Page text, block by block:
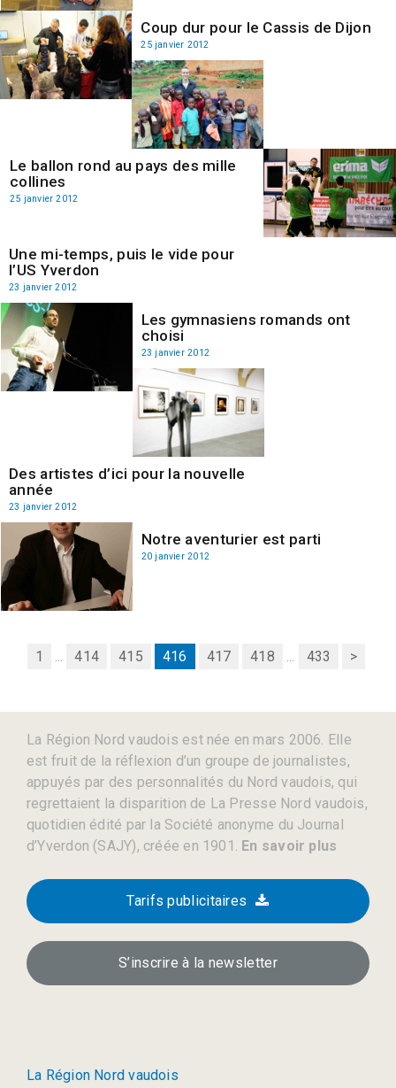
Coup dur pour le Cassis de Dijon
25 janvier 2012
Le ballon rond au pays des mille
collines
25 janvier 2012
Une mi-temps, puis le vide pour
l’US Yverdon
23 janvier 2012
Les gymnasiens romands ont
choisi
23 janvier 2012
Des artistes d’ici pour la nouvelle
année
23 janvier 2012
Notre aventurier est parti
20 janvier 2012
1 ... 414 415 416 417 418 ... 433 >
La Région Nord vaudois est née en mars 2006. Elle
est fruit de la réflexion d’un groupe de journalistes,
appuyés par des personnalités du Nord vaudois, qui
regrettaient la disparition de La Presse Nord vaudois,
quotidien édité par la Société anonyme du Journal
d’Yverdon (SAJY), créée en 1901. En savoir plus
Tarifs publicitaires
S’inscrire à la newsletter
La Région Nord vaudois